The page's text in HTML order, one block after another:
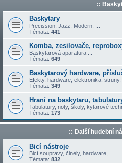
::
Baskytary
Precission, Jazz, Modern, ...
Témata: 441
Komba, zesilovače,
Baskytarová aparatura ...
Témata: 649
Baskytarový hardware,
Efekty, hardware, elektronika, struny,
Témata: 349
Hraní na baskytaru,
Tabulatury, noty, školy, kytarové
Témata: 173
:: Další hudební
Bicí nástroje
Bicí soupravy, činely, hardware, ...
Témata: 832